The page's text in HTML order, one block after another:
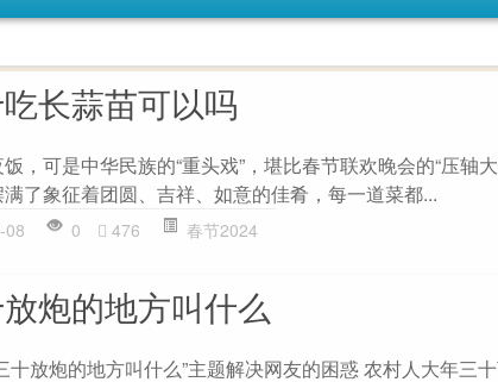
长蒜苗可以吗
，可是中华民族的“重头戏”，堪比春节联欢晚会的“压轴
了象征着团圆、吉祥、如意的佳肴，每一道菜都...
08 0 476 春节2024
炮的地方叫什么
十放炮的地方叫什么”主题解决网友的困惑 农村人大年三